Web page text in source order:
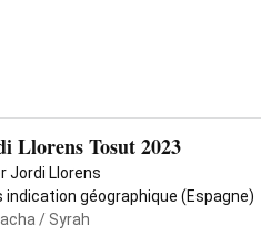
Llorens Tosut 2023
Jordi Llorens
indication géographique (Espagne)
/ Syrah